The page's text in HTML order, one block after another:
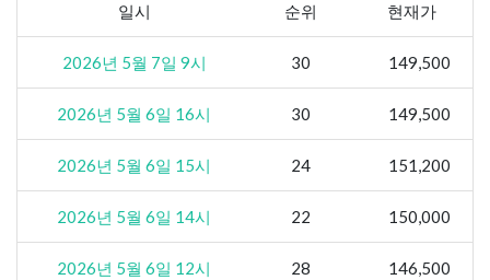
일시 순위 현재가
2026년 5월 7일 9시 30 149,500
2026년 5월 6일 16시 30 149,500
2026년 5월 6일 15시 24 151,200
2026년 5월 6일 14시 22 150,000
2026년 5월 6일 12시 28 146,500